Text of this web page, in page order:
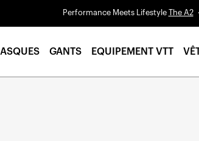
Performance Meets Lifestyle The A2
GANTS EQUIPEMENT VTT